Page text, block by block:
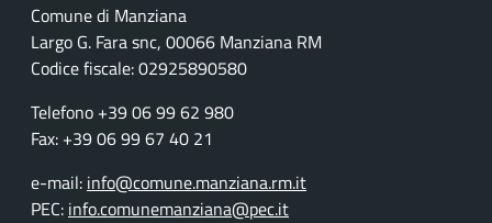
Comune di Manziana
Largo G. Fara snc, 00066 Manziana RM
Codice fiscale:02925890580
Telefono +39 06 99 62 980
Fax: +39 06 99 67 40 21
e-mail: info@comune.manziana.rm.it
PEC: info.comunemanziana@pec.it